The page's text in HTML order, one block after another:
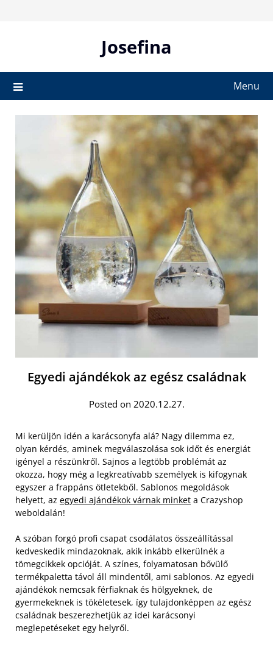
Josefina
Menu
Egyedi ajándékok az egész családnak
Posted on 2020.12.27.
Mi kerüljön idén a karácsonyfa alá? Nagy dilemma ez,
olyan kérdés, aminek megválaszolása sok időt és energiát
igényel a részünkről. Sajnos a legtöbb problémát az
okozza, hogy még a legkreatívabb személyek is kifogynak
egyszer a frappáns ötletekből. Sablonos megoldások
helyett, az egyedi ajándékok várnak minket a Crazyshop
weboldalán!
A szóban forgó profi csapat csodálatos összeállítással
kedveskedik mindazoknak, akik inkább elkerülnék a
tömegcikkek opcióját. A színes, folyamatosan bővülő
termékpaletta távol áll mindentől, ami sablonos. Az egyedi
ajándékok nemcsak férfiaknak és hölgyeknek, de
gyermekeknek is tökéletesek, így tulajdonképpen az egész
családnak beszerezhetjük az idei karácsonyi
meglepetéseket egy helyről.